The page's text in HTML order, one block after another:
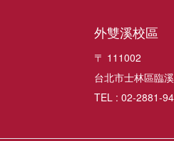
外雙溪校區
〒 111002
台北市士林區臨
TEL : 02-2881-